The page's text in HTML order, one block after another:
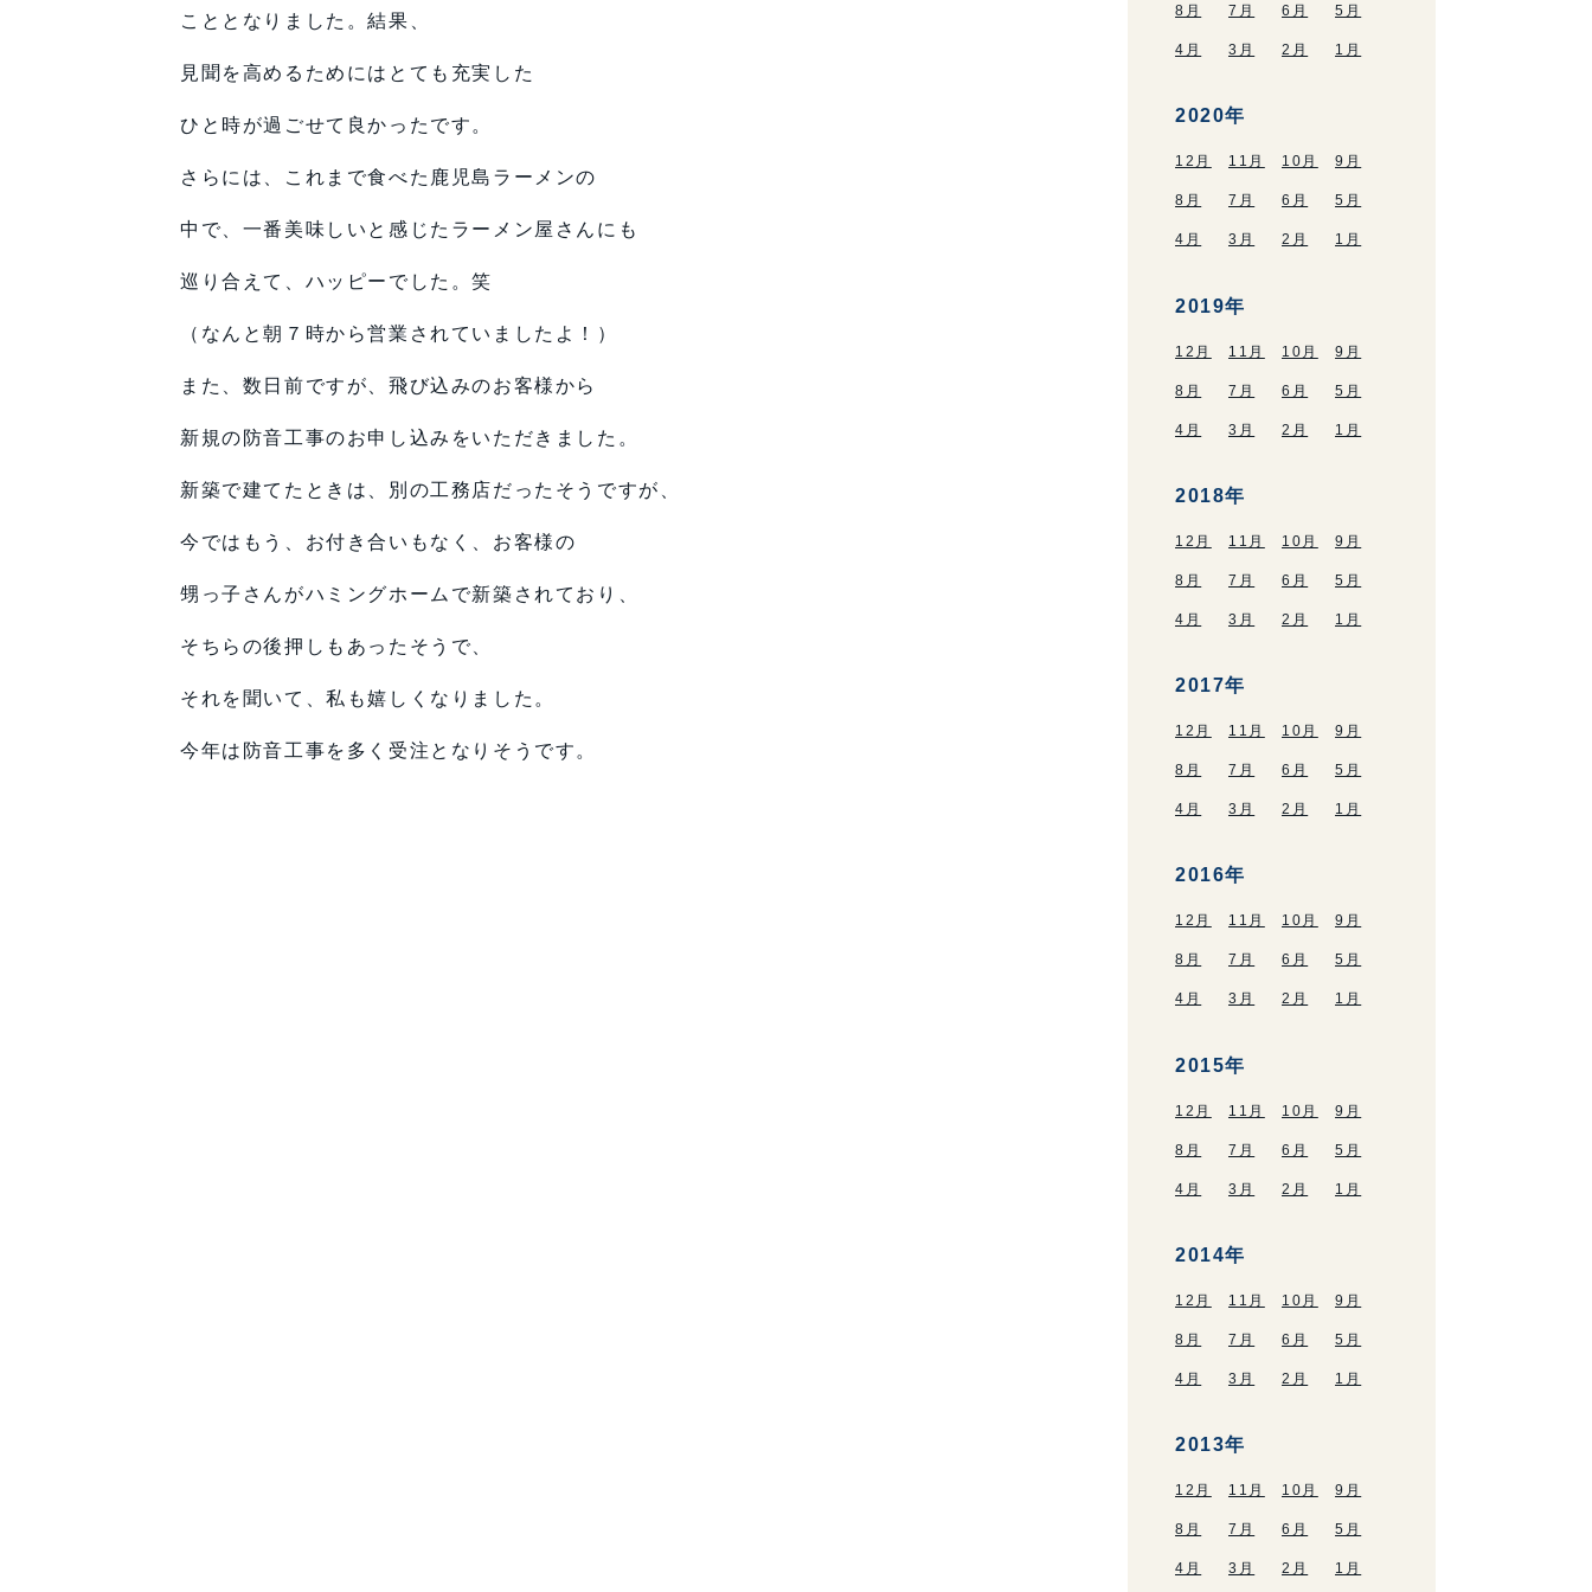
こととなりました。結果、
見聞を高めるためにはとても充実した
ひと時が過ごせて良かったです。
さらには、これまで食べた鹿児島ラーメンの
中で、一番美味しいと感じたラーメン屋さんにも
巡り合えて、ハッピーでした。笑
（なんと朝７時から営業されていましたよ！）
また、数日前ですが、飛び込みのお客様から
新規の防音工事のお申し込みをいただきました。
新築で建てたときは、別の工務店だったそうですが、
今ではもう、お付き合いもなく、お客様の
甥っ子さんがハミングホームで新築されており、
そちらの後押しもあったそうで、
それを聞いて、私も嬉しくなりました。
今年は防音工事を多く受注となりそうです。
8月 7月 6月 5月
4月 3月 2月 1月
2020年
12月 11月 10月 9月
8月 7月 6月 5月
4月 3月 2月 1月
2019年
12月 11月 10月 9月
8月 7月 6月 5月
4月 3月 2月 1月
2018年
12月 11月 10月 9月
8月 7月 6月 5月
4月 3月 2月 1月
2017年
12月 11月 10月 9月
8月 7月 6月 5月
4月 3月 2月 1月
2016年
12月 11月 10月 9月
8月 7月 6月 5月
4月 3月 2月 1月
2015年
12月 11月 10月 9月
8月 7月 6月 5月
4月 3月 2月 1月
2014年
12月 11月 10月 9月
8月 7月 6月 5月
4月 3月 2月 1月
2013年
12月 11月 10月 9月
8月 7月 6月 5月
4月 3月 2月 1月